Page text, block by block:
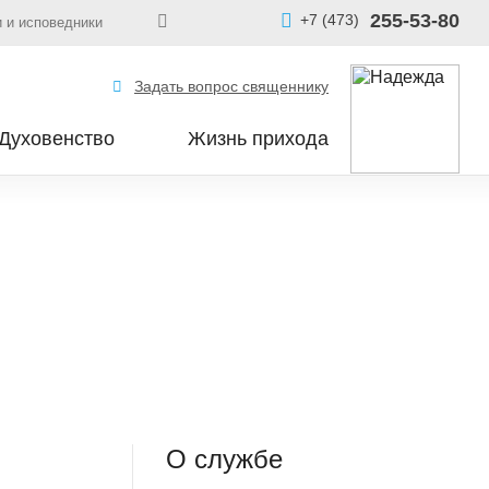
и исповедники +7 (473) 255-53-80
Задать вопрос священнику
Жизнь прихода
О службе